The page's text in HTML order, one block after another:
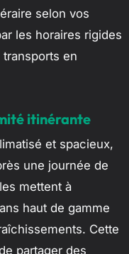
selon vos
les horaires rigides
en
itinérante
et spacieux,
une journée de
mettent à
haut de gamme
Cette
partager des